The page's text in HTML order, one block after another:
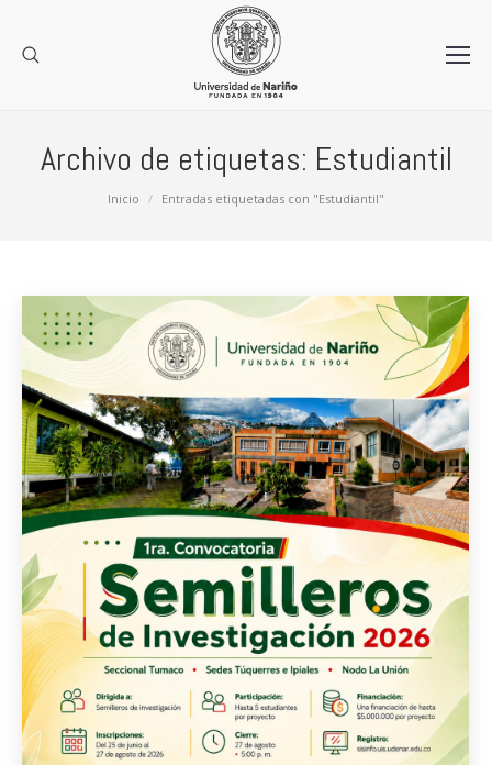
Archivo de etiquetas: Estudiantil
Inicio Entradas etiquetadas con "Estudiantil"